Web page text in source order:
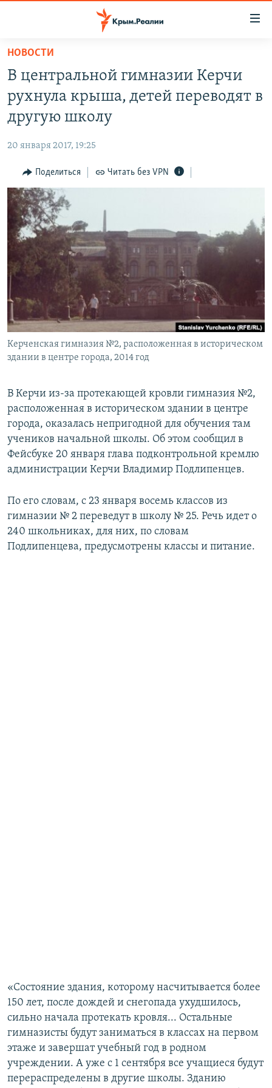
Вернуться
основному
содержанию
Вернутся
главной
навигации
Вернутся
поиску
СПЕЦПРОЕКТЫ
11 ЛЕТ ОККУПАЦИИ КРЫМА. 11 ИСТОРИЙ СОПРОТИВЛЕНИЯ
ВОДА
ЕЩЕ
ИНТЕРАКТИВ
ИНФОГРАФИКА
ТЕЛЕПРОЕКТ КРЫМ.РЕАЛИИ
СОВЕТЫ ПРАВОЗАЩИТНИКОВ
ПРОПАВШИЕ БЕЗ ВЕСТИ
ПОБЕДИТЕЛЕЙ НЕ СУДЯТ?
КРЫМ.НЕПОКОРЕННЫЙ
УКРАИНСКАЯ ПРОБЛЕМА КРЫМА
РАДІО СВОБОДА
КАК ОБОЙТИ БЛОКИРОВКУ
Українською
Qırımtatar
ПРИСОЕДИНЯЙТЕСЬ!
Все сайты RFE/RL
НОВОСТИ
В центральной гимназии Керчи
рухнула крыша, детей переводят в
другую школу
20 января 2017, 19:25
Поделиться Читать без VPN
Керченская гимназия №2, расположенная в историческом
здании в центре города, 2014 год
В Керчи из-за протекающей кровли гимназия №2,
расположенная в историческом здании в центре
города, оказалась непригодной для обучения там
учеников начальной школы. Об этом сообщил в
Фейсбуке 20 января глава подконтрольной кремлю
администрации Керчи Владимир Подлипенцев.
По его словам, с 23 января восемь классов из
гимназии № 2 переведут в школу № 25. Речь идет о
240 школьниках, для них, по словам
Подлипенцева, предусмотрены классы и питание.
«Состояние здания, которому насчитывается более
150 лет, после дождей и снегопада ухудшилось,
сильно начала протекать кровля... Остальные
гимназисты будут заниматься в классах на первом
этаже и завершат учебный год в родном
учреждении. А уже с 1 сентября все учащиеся будут
перераспределены в другие школы. Зданию